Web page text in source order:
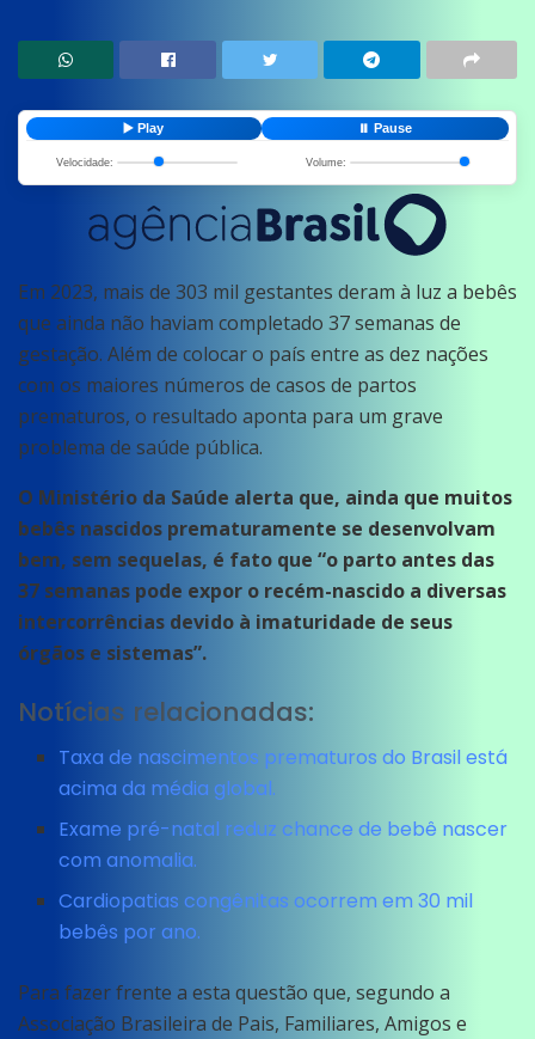
▶️ Play ⏸️ Pause
Velocidade: Volume:
Em 2023, mais de 303 mil gestantes deram à luz a bebês
que ainda não haviam completado 37 semanas de
gestação. Além de colocar o país entre as dez nações
com os maiores números de casos de partos
prematuros, o resultado aponta para um grave
problema de saúde pública.
O Ministério da Saúde alerta que, ainda que muitos
bebês nascidos prematuramente se desenvolvam
bem, sem sequelas, é fato que “o parto antes das
37 semanas pode expor o recém-nascido a diversas
intercorrências devido à imaturidade de seus
órgãos e sistemas”.
Notícias relacionadas:
Taxa de nascimentos prematuros do Brasil está
acima da média global.
Exame pré-natal reduz chance de bebê nascer
com anomalia.
Cardiopatias congênitas ocorrem em 30 mil
bebês por ano.
Para fazer frente a esta questão que, segundo a
Associação Brasileira de Pais, Familiares, Amigos e